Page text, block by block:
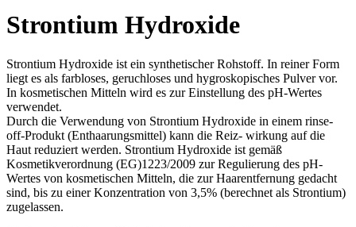
Strontium Hydroxide
Strontium Hydroxide ist ein synthetischer Rohstoff. In reiner Form
liegt es als farbloses, geruchloses und hygroskopisches Pulver vor.
In kosmetischen Mitteln wird es zur Einstellung des pH-Wertes
verwendet.
Durch die Verwendung von Strontium Hydroxide in einem rinse-
off-Produkt (Enthaarungsmittel) kann die Reiz- wirkung auf die
Haut reduziert werden. Strontium Hydroxide ist gemäß
Kosmetikverordnung (EG)1223/2009 zur Regulierung des pH-
Wertes von kosmetischen Mitteln, die zur Haarentfernung gedacht
sind, bis zu einer Konzentration von 3,5% (berechnet als Strontium)
zugelassen.